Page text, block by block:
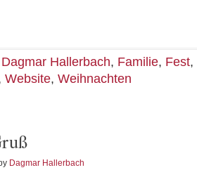
Dagmar Hallerbach, Familie, Fest,
Website, Weihnachten
Dagmar Hallerbach